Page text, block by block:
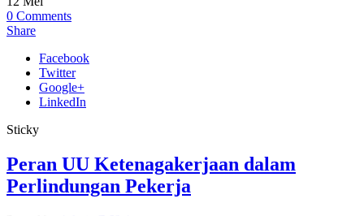
0 Comments
Share
Facebook
Twitter
Google+
LinkedIn
Sticky
Peran UU Ketenagakerjaan dalam
Perlindungan Pekerja